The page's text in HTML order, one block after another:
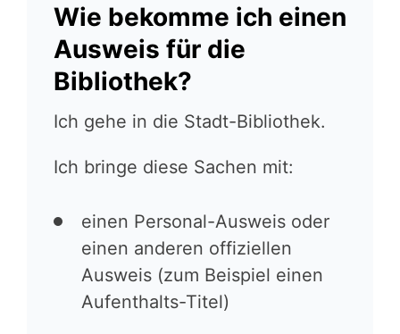
Wie bekomme ich einen
Ausweis für die
Bibliothek?
Ich gehe in die Stadt-Bibliothek.
Ich bringe diese Sachen mit:
einen Personal-Ausweis oder
einen anderen offiziellen
Ausweis (zum Beispiel einen
Aufenthalts-Titel)